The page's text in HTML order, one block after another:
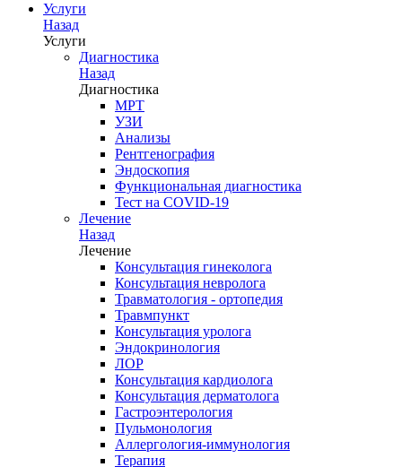
Услуги
Назад
Услуги
Диагностика
Назад
Диагностика
МРТ
УЗИ
Анализы
Рентгенография
Эндоскопия
Функциональная диагностика
Тест на COVID-19
Лечение
Назад
Лечение
Консультация гинеколога
Консультация невролога
Травматология - ортопедия
Травмпункт
Консультация уролога
Эндокринология
ЛОР
Консультация кардиолога
Консультация дерматолога
Гастроэнтерология
Пульмонология
Аллергология-иммунология
Терапия